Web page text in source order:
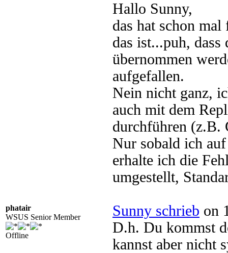
phatair
WSUS Senior Member
Offline
Hallo Sunny,
das hat schon
das ist...puh,
übernommen
aufgefallen.
Nein nicht ganz,
auch mit dem
durchführen (z.B.
Nur sobald ich
erhalte ich die
umgestellt,
Sunny schrieb on
D.h. Du kommst
kannst aber nicht